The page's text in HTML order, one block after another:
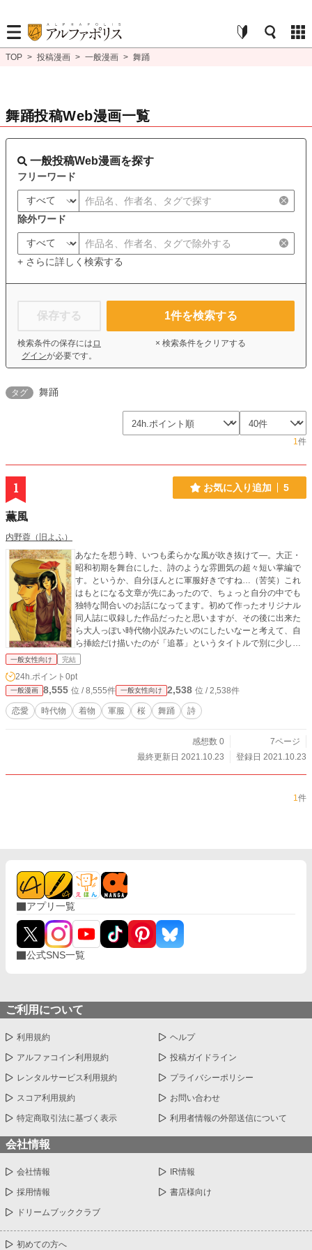
TOP > 投稿漫画 > 一般漫画 > 舞踊
舞踊投稿Web漫画一覧
一般投稿Web漫画を探す
フリーワード
除外ワード
+ さらに詳しく検索する
保存する
検索条件の保存には ロ
グインが必要です。
1件を検索する
× 検索条件をクリアする
タグ 舞踊
1件
1 お気に入り追加 5
薫風
内野蓉（旧よふ）
あなたを想う時、いつも柔らかな風が吹き抜けて―。大正・
昭和初期を舞台にした、詩のような雰囲気の超々短い掌編で
す。というか、自分ほんとに軍服好きですね…（苦笑）これ
はもとになる文章が先にあったので、ちょっと自分の中でも
独特な間合いのお話になってます。初めて作ったオリジナル
同人誌に収録した作品だったと思いますが、その後に出来た
ら大人っぽい時代物小説みたいのにしたいなーと考えて、自
ら挿絵だけ描いたのが「追慕」というタイトルで別に少しだ
け上げてありますので（※注：微エロあり）同じ世界観でそ
一般女性向け 完結
24h.ポイント 0pt
一般漫画 8,555 位 / 8,555件 一般女性向け 2,538 位 / 2,538件
恋愛 時代物 着物 軍服 桜 舞踊 詩
感想数 0
7ページ
最終更新日 2021.10.23
登録日 2021.10.23
1件
アプリ一覧
公式SNS一覧
ご利用について
利用規約 ヘルプ
アルファコイン利用規約 投稿ガイドライン
レンタルサービス利用規約 プライバシーポリシー
スコア利用規約 お問い合わせ
特定商取引法に基づく表示 利用者情報の外部送信について
会社情報
会社情報 IR情報
採用情報 書店様向け
ドリームブッククラブ
初めての方へ